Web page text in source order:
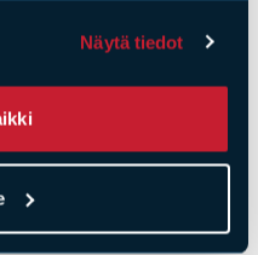
Näytä tiedot